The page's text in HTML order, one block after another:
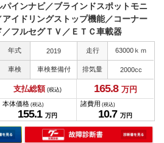
インナビ／ブラインドスポットモニ
イドリングストップ機能／コーナー
フルセグＴＶ／ＥＴＣ車載器
年式 2019 走行 63000ｋｍ
車検 車検整備付 排気量 2000cc
支払総額 (税込) 165.8 万円
本体価格 (税込)
155.1 万円
諸費用 (税込)
10.7 万円